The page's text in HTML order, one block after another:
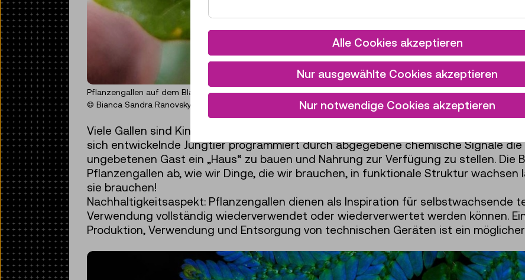
Pflanzengallen auf dem Blatt einer jungen Buche, Nationalpark Kalkalpen, 2022
© Bianca Sandra Ranovsky
Viele Gallen sind Kinderstuben für Insekten. Gallwespen beispielsweise stechen
sich entwickelnde Jungtier programmiert durch abgegebene chemische Signale
ungebetenen Gast ein „Haus“ zu bauen und Nahrung zur Verfügung zu stellen. Die
Pflanzengallen ab, wie wir Dinge, die wir brauchen, in funktionale Struktur wachsen
sie brauchen!
Nachhaltigkeitsaspekt: Pflanzengallen dienen als Inspiration für selbstwachsende
Verwendung vollständig wiederverwendet oder wiederverwertet werden können.
Produktion, Verwendung und Entsorgung von technischen Geräten ist ein
Alle Cookies akzeptieren
Nur ausgewählte Cookies akzeptieren
Nur notwendige Cookies akzeptieren